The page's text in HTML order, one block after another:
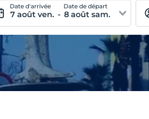
Date d'arrivée
7 août ven. -
Date de départ
8 août sam.